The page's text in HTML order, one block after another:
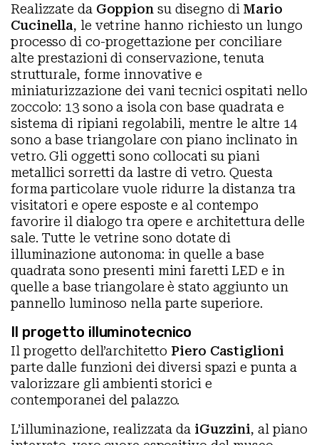
Realizzate da Goppion su disegno di Mario
Cucinella, le vetrine hanno richiesto un lungo
processo di co-progettazione per conciliare
alte prestazioni di conservazione, tenuta
strutturale, forme innovative e
miniaturizzazione dei vani tecnici ospitati nello
zoccolo: 13 sono a isola con base quadrata e
sistema di ripiani regolabili, mentre le altre 14
sono a base triangolare con piano inclinato in
vetro. Gli oggetti sono collocati su piani
metallici sorretti da lastre di vetro. Questa
forma particolare vuole ridurre la distanza tra
visitatori e opere esposte e al contempo
favorire il dialogo tra opere e architettura delle
sale. Tutte le vetrine sono dotate di
illuminazione autonoma: in quelle a base
quadrata sono presenti mini faretti LED e in
quelle a base triangolare è stato aggiunto un
pannello luminoso nella parte superiore.
Il progetto illuminotecnico
Il progetto dell’architetto Piero Castiglioni
parte dalle funzioni dei diversi spazi e punta a
valorizzare gli ambienti storici e
contemporanei del palazzo.
L’illuminazione, realizzata da iGuzzini, al piano